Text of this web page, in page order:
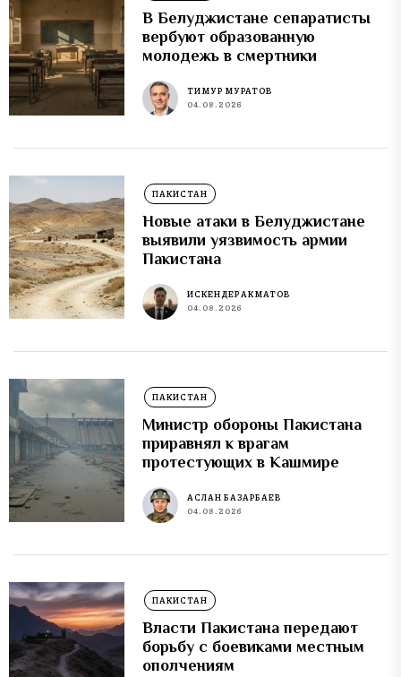
В Белуджистане сепаратисты
вербуют образованную
молодежь в смертники
ТИМУР МУРАТОВ
04.08.2026
ПАКИСТАН
Новые атаки в Белуджистане
выявили уязвимость армии
Пакистана
ИСКЕНДЕР АКМАТОВ
04.08.2026
ПАКИСТАН
Министр обороны Пакистана
приравнял к врагам
протестующих в Кашмире
АСЛАН БАЗАРБАЕВ
04.08.2026
ПАКИСТАН
Власти Пакистана передают
борьбу с боевиками местным
ополчениям